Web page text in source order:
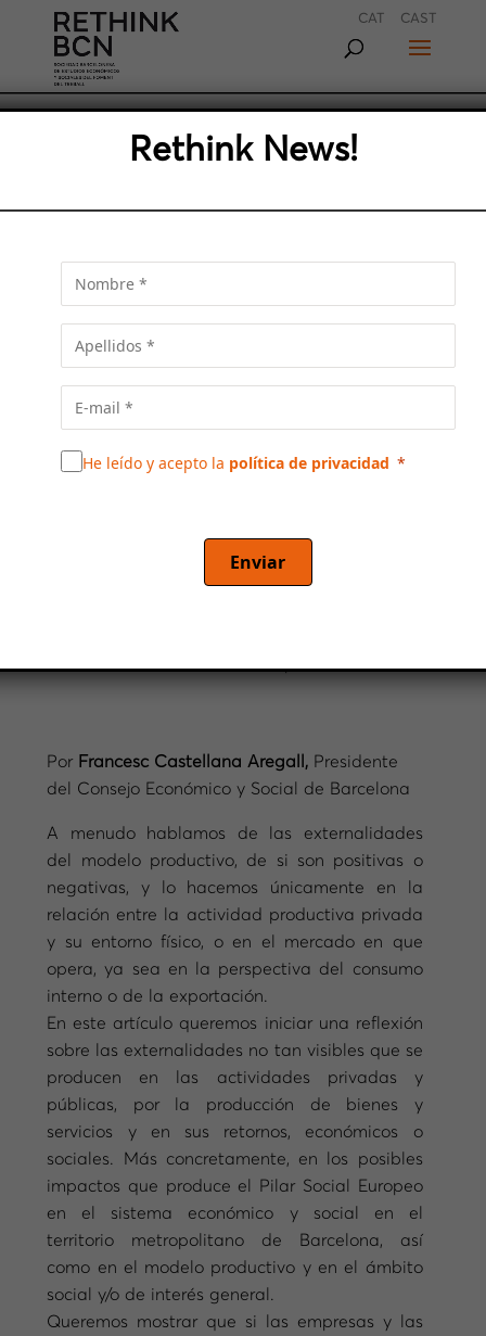
CAT CAST
LA COLABORACIÓN
PÚBLICO-PRIVADA, LA
OPORTUNIDAD PARA
MEJORAR EL MODELO
METROPOLITANA DE
Francesc Castellana Aregall, Presidente del
Consejo Económico y Social de Barcelona,
Por Francesc Castellana Aregall, Presidente
del Consejo Económico y Social de Barcelona
A menudo hablamos de las externalidades
del modelo productivo, de si son positivas o
negativas, y lo hacemos únicamente en la
relación entre la actividad productiva privada
y su entorno físico, o en el mercado en que
opera, ya sea en la perspectiva del consumo
interno o de la exportación.
En este artículo queremos iniciar una reflexión
sobre las externalidades no tan visibles que se
producen en las actividades privadas y
públicas, por la producción de bienes y
servicios y en sus retornos, económicos o
sociales. Más concretamente, en los posibles
impactos que produce el Pilar Social Europeo
en el sistema económico y social en el
territorio metropolitano de Barcelona, así
como en el modelo productivo y en el ámbito
social y/o de interés general.
Queremos mostrar que si las empresas y las
Rethink News!
He leído y acepto la política de privacidad
Enviar